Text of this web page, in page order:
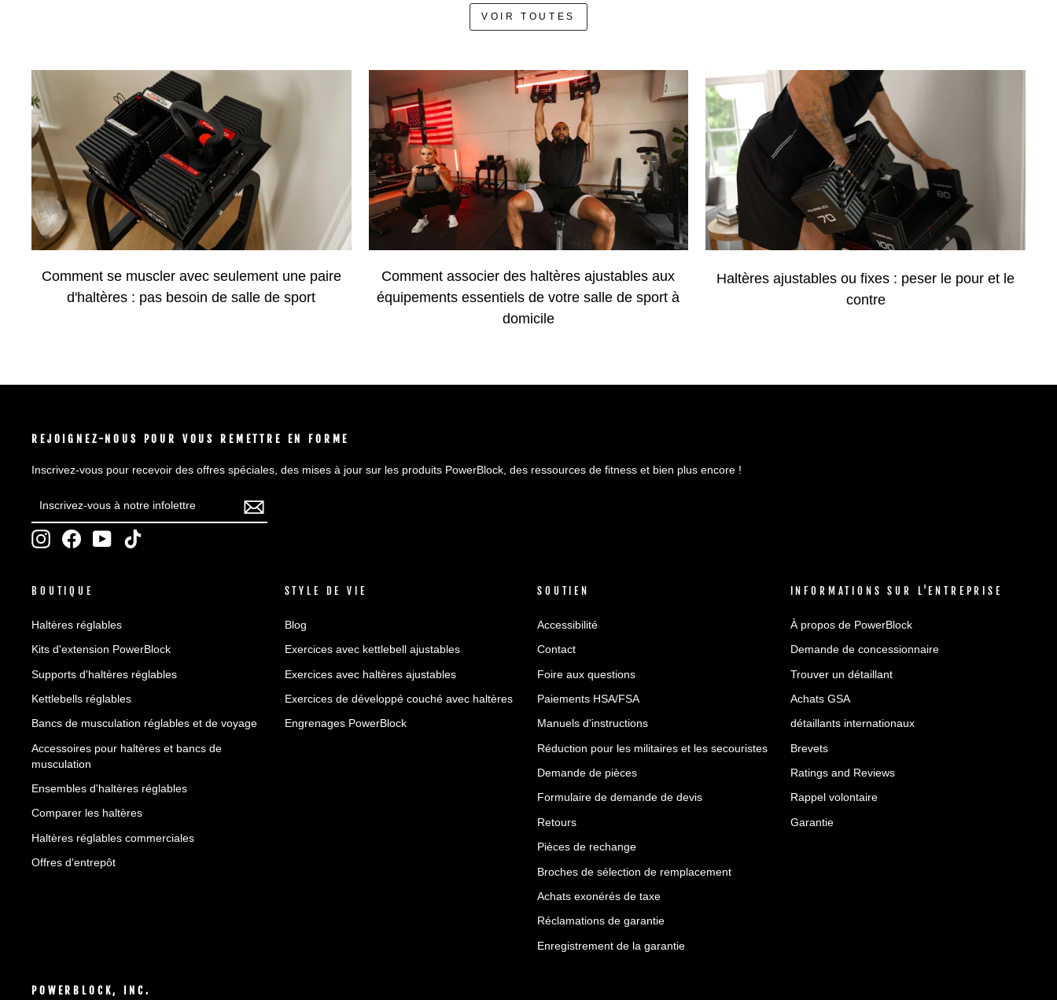
VOIR TOUTES
Comment se muscler avec seulement une paire
d'haltères : pas besoin de salle de sport
Comment associer des haltères ajustables aux
équipements essentiels de votre salle de sport à
domicile
Haltères ajustables ou fixes : peser le pour et le
contre
REJOIGNEZ-NOUS POUR VOUS REMETTRE EN FORME
Inscrivez-vous pour recevoir des offres spéciales, des mises à jour sur les produits PowerBlock, des ressources de fitness et bien plus encore !
VOUS
À
NOTRE
InstagramFacebookYouTube
BOUTIQUE
Haltères réglables
Kits d'extension PowerBlock
Supports d'haltères réglables
Kettlebells réglables
Bancs de musculation réglables et de voyage
Accessoires pour haltères et bancs de
musculation
Ensembles d'haltères réglables
Comparer les haltères
Haltères réglables commerciales
Offres d'entrepôt
STYLE DE VIE
Blog
Exercices avec kettlebell ajustables
Exercices avec haltères ajustables
Exercices de développé couché avec haltères
Engrenages PowerBlock
SOUTIEN
Accessibilité
Contact
Foire aux questions
Paiements HSA/FSA
Manuels d'instructions
Réduction pour les militaires et les secouristes
Demande de pièces
Formulaire de demande de devis
Retours
Pièces de rechange
Broches de sélection de remplacement
Achats exonérés de taxe
Réclamations de garantie
Enregistrement de la garantie
INFORMATIONS SUR L'ENTREPRISE
À propos de PowerBlock
Demande de concessionnaire
Trouver un détaillant
Achats GSA
détaillants internationaux
Brevets
Ratings and Reviews
Rappel volontaire
Garantie
POWERBLOCK, INC.